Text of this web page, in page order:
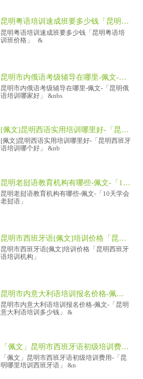
昆明粤语培训速成班要多少钱「昆明粤语培训班价格」
昆明粤语培训速成班要多少钱「昆明粤语培
训班价格」 &
昆明市内俄语考级辅导在哪里-佩文-「昆明俄语培训哪家好」
昆明市内俄语考级辅导在哪里-佩文-「昆明俄
语培训哪家好」 &nbs
[佩文]昆明西语实用培训哪里好-「昆明西班牙语培训哪个好」
[佩文]昆明西语实用培训哪里好-「昆明西班牙
语培训哪个好」 &nb
昆明老挝语教育机构有哪些-佩文-「10天学会老挝语」
昆明老挝语教育机构有哪些-佩文-「10天学会
老挝语」
昆明市西班牙语[佩文]培训价格「昆明西班牙语培训机构」
昆明市西班牙语[佩文]培训价格「昆明西班牙
语培训机构」
昆明市内意大利语培训报名价格-佩文-「昆明意大利语培训多少钱」
昆明市内意大利语培训报名价格-佩文-「昆明
意大利语培训多少钱」 &
「佩文」昆明市西班牙语初级培训费用-「昆明哪里培训西班牙语」
「佩文」昆明市西班牙语初级培训费用-「昆
明哪里培训西班牙语」 &n